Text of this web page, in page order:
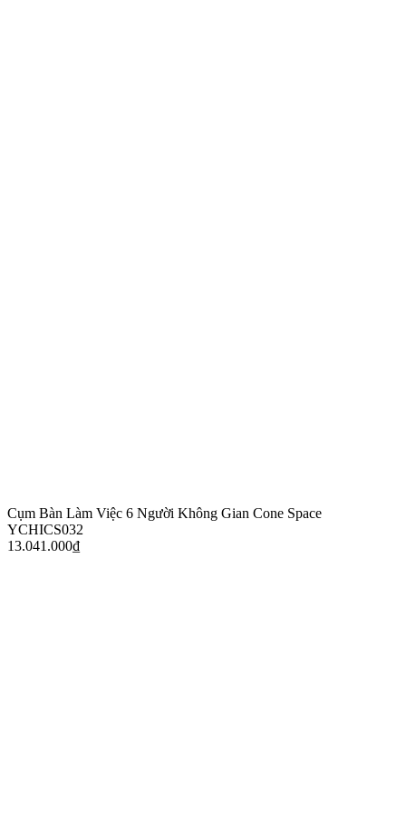
Cụm Bàn Làm Việc 6 Người Không Gian Cone Space
YCHICS032
13.041.000₫